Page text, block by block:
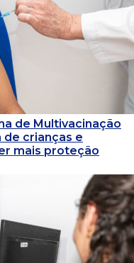
de Multivacinação
crianças e
mais proteção